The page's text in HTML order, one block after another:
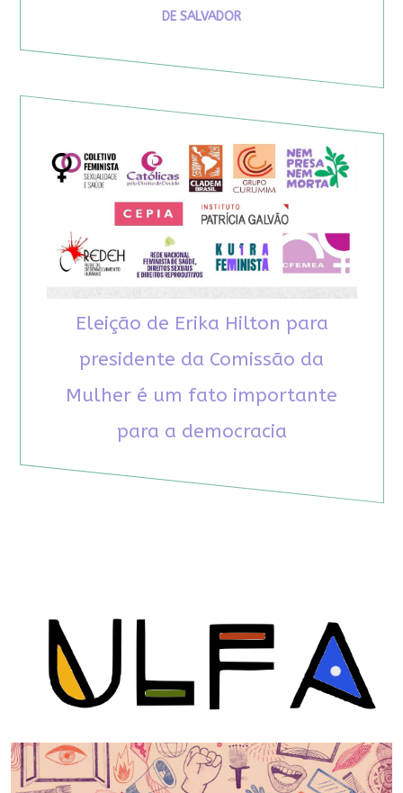
DE SALVADOR
Eleição de Erika Hilton para
presidente da Comissão da
Mulher é um fato importante
para a democracia